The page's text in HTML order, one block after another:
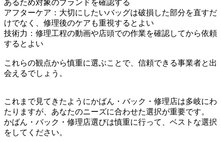
あるため対象のブランドを確認する
アフターケア：大切にしたいバッグは破損した部分を直すだ
けでなく、修理後のケアも重視するとよい
技術力：修理工程の動画や店頭での作業を確認してから依頼
するとよい
これらの観点から慎重に選ぶことで、信頼できる事業者と出
会えるでしょう。
これまで見てきたようにかばん・バック・修理店は多岐にわ
たりますが、あなたのニーズに合わせた選択が重要です。
かばん・バック・修理店選びは慎重に行って、ベストな選択
をしてください。